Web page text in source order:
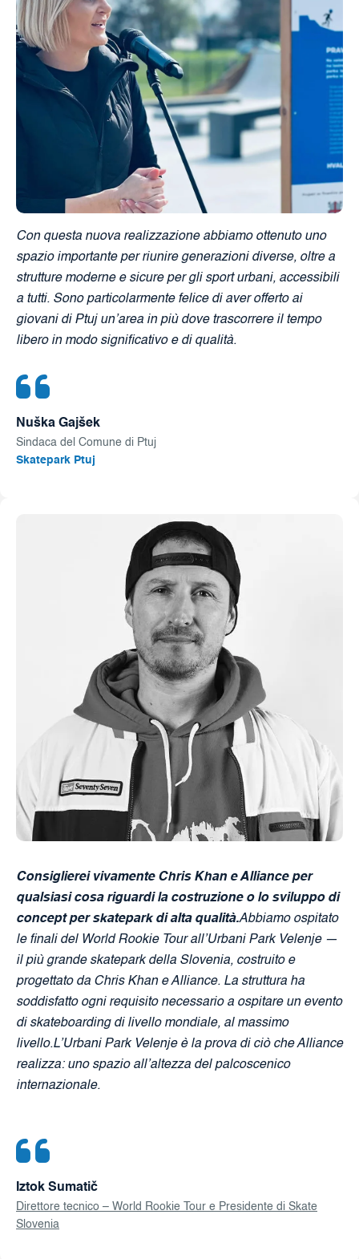
Nuška Gajšek
Sindaca del Comune di Ptuj
Skatepark Ptuj
Con questa nuova realizzazione abbiamo ottenuto uno
spazio importante per riunire generazioni diverse, oltre a
strutture moderne e sicure per gli sport urbani, accessibili
a tutti. Sono particolarmente felice di aver offerto ai
giovani di Ptuj un’area in più dove trascorrere il tempo
libero in modo significativo e di qualità.
Iztok Sumatič
Direttore tecnico – World Rookie Tour e Presidente di Skate
Slovenia
Consiglierei vivamente Chris Khan e Alliance per
qualsiasi cosa riguardi la costruzione o lo sviluppo di
concept per skatepark di alta qualità.Abbiamo ospitato
le finali del World Rookie Tour all’Urbani Park Velenje —
il più grande skatepark della Slovenia, costruito e
progettato da Chris Khan e Alliance. La struttura ha
soddisfatto ogni requisito necessario a ospitare un evento
di skateboarding di livello mondiale, al massimo
livello.L’Urbani Park Velenje è la prova di ciò che Alliance
realizza: uno spazio all’altezza del palcoscenico
internazionale.